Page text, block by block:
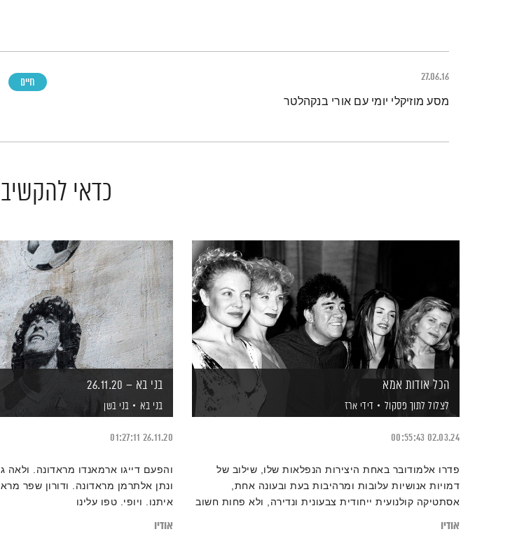
27.06.16 חיים
תמצית הפודקאסט
מסע מוזיקלי יומי עם אורי בנקהלטר
כדאי
הכל אודות אמא
לצלול לתוך פסקול דידי ארז
02.03.24
00:55:43
פדרו אלמודובר באחת היצירות הנפלאות שלו, שילוב של
דמויות אנושיות עלובות ומרהיבות בעת ובעונה אחת,
אסתטיקה קולנועית ייחודית צבעונית ונדירה, ולא פחות חשוב
אודיו
בני בא – 26.11.20
בני בא בני בשן
26.11.20
01:27:11
והפעם דייגו ארמאנדו מראדונה. ולאה
ונתן אלתרמן מראדונה. ודורון שפר
איתנו. ויופי. טפו עלינו
אודיו